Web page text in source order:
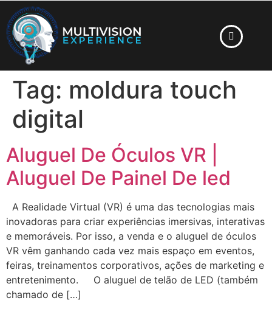
Tag: moldura touch
digital
Aluguel De Óculos VR |
Aluguel De Painel De led
A Realidade Virtual (VR) é uma das tecnologias mais
inovadoras para criar experiências imersivas, interativas
e memoráveis. Por isso, a venda e o aluguel de óculos
VR vêm ganhando cada vez mais espaço em eventos,
feiras, treinamentos corporativos, ações de marketing e
entretenimento. O aluguel de telão de LED (também
chamado de […]